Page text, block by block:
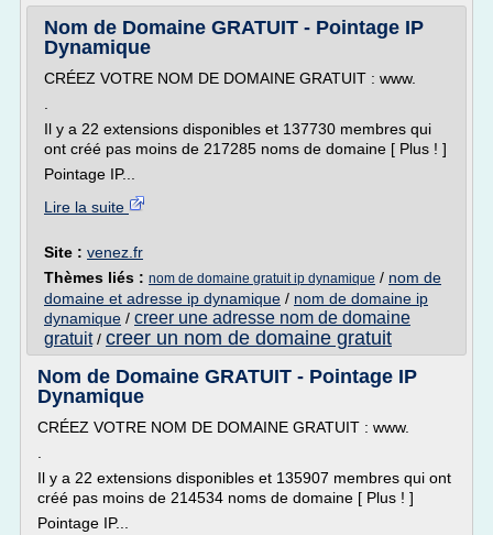
Nom de Domaine GRATUIT - Pointage IP
Dynamique
CRÉEZ VOTRE NOM DE DOMAINE GRATUIT : www.
Il y a 22 extensions disponibles et 137730 membres qui
ont créé pas moins de 217285 noms de domaine [ Plus ! ]
Pointage IP...
Lire la suite
Site : venez.fr
Thèmes liés : nom de domaine gratuit ip dynamique / nom de
domaine et adresse ip dynamique / nom de domaine ip
dynamique / creer une adresse nom de domaine
gratuit/ creer un nom de domaine gratuit
Nom de Domaine GRATUIT - Pointage IP
Dynamique
CRÉEZ VOTRE NOM DE DOMAINE GRATUIT : www.
Il y a 22 extensions disponibles et 135907 membres qui ont
créé pas moins de 214534 noms de domaine [ Plus ! ]
Pointage IP...